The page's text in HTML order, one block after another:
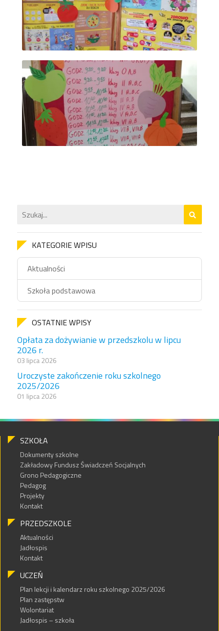
KATEGORIE WPISU
Aktualności
Szkoła podstawowa
OSTATNIE WPISY
Opłata za dożywianie w przedszkolu w lipcu
2026 r.
03 lipca 2026
Uroczyste zakończenie roku szkolnego
2025/2026
01 lipca 2026
SZKOŁA
Dokumenty szkolne
Zakładowy Fundusz Świadczeń Socjalnych
Grono Pedagogiczne
Pedagog
Projekty
Kontakt
PRZEDSZKOLE
Aktualności
Jadłospis
Kontakt
UCZEŃ
Plan lekcji i kalendarz roku szkolnego 2025/2026
Plan zastępstw
Wolontariat
Jadłospis – szkoła